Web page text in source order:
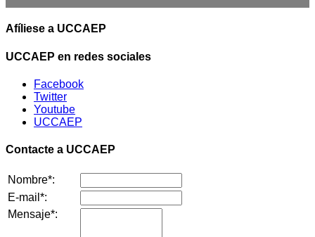
Afíliese a UCCAEP
UCCAEP en redes sociales
Facebook
Twitter
Youtube
UCCAEP
Contacte a UCCAEP
Nombre*:
E-mail*:
Mensaje*: